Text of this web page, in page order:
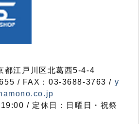
江戸川区北葛西5-4-4
/ FAX：03-3688-3763 / y
/ 定休日：日曜日・祝祭